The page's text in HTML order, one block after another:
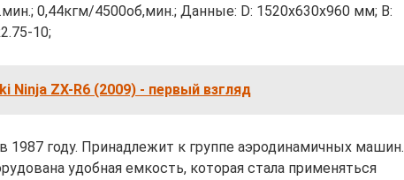
0,44кгм/4500об,мин.; Данные: D: 1520х630х960 мм; В:
10;
Ninja ZX-R6 (2009) - первый взгляд
1987 году. Принадлежит к группе аэродинамичных машин.
удобная емкость, которая стала применяться